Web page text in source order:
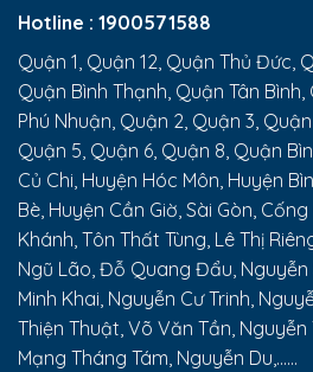
Hotline : 1900571588
Quận 1, Quận 12, Quận Thủ Đức,
Quận Bình Thạnh, Quận Tân Bình,
Phú Nhuận, Quận 2, Quận 3,
Quận 5, Quận 6, Quận 8, Quận
Củ Chi, Huyện Hóc Môn, Huyện
Bè, Huyện Cần Giờ, Sài Gòn,
Khánh, Tôn Thất Tùng, Lê Thị
Ngũ Lão, Đỗ Quang Đẩu, Nguyễn
Minh Khai, Nguyễn Cư Trinh,
Thiện Thuật, Võ Văn Tần,
Mạng Tháng Tám, Nguyễn Du,......